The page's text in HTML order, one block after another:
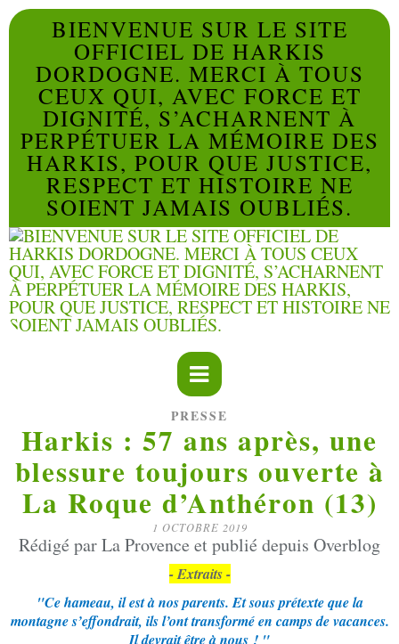
BIENVENUE SUR LE SITE
OFFICIEL DE HARKIS
DORDOGNE. MERCI À TOUS
CEUX QUI, AVEC FORCE ET
DIGNITÉ, S’ACHARNENT À
PERPÉTUER LA MÉMOIRE DES
HARKIS, POUR QUE JUSTICE,
RESPECT ET HISTOIRE NE
SOIENT JAMAIS OUBLIÉS.
PRESSE
Harkis : 57 ans après, une
blessure toujours ouverte à
La Roque d’Anthéron (13)
1 OCTOBRE 2019
Rédigé par La Provence et publié depuis Overblog
- Extraits -
"Ce hameau, il est à nos parents. Et sous prétexte que la
montagne s’effondrait, ils l’ont transformé en camps de vacances.
Il devrait être à nous ! "